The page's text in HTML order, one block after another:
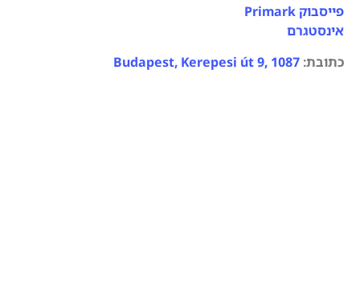
פייסבוק Primark
אינסטגרם
כתובת: Budapest, Kerepesi út 9, 1087